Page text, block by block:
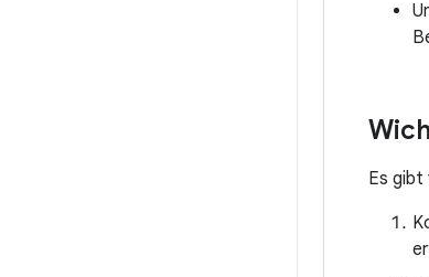
Es gibt